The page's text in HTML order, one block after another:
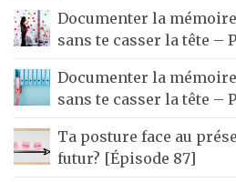
Documenter la
sans te casser la tête –
Documenter la
sans te casser la tête –
Ta posture face au
futur? [Épisode 87]